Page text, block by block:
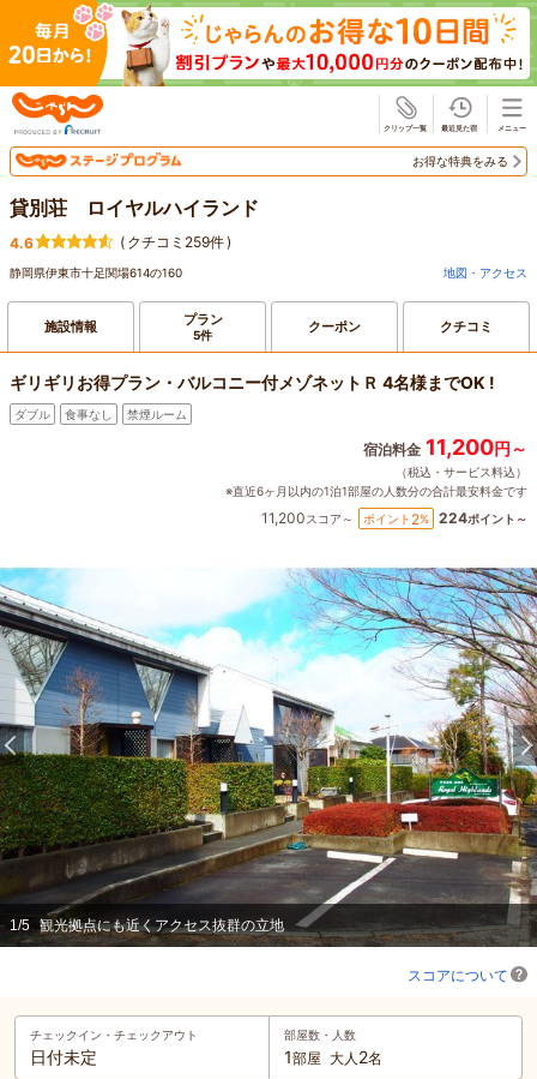
お得な特典をみる
貸別荘 ロイヤルハイランド
4.6 ( クチコミ259件)
静岡県伊東市十足関場614の160 地図・アクセス
施設情報 プラン
5件 クーポン クチコミ
ギリギリお得プラン・バルコニー付メゾネットＲ 4名様までOK !
ダブル 食事なし 禁煙ルーム
宿泊料金 11,200円～
（税込・サービス料込）
※直近6ヶ月以内の1泊1部屋の人数分の合計最安料金です
11,200スコア～ ポイント 2% 224ポイント～
1/5 観光拠点にも近くアクセス抜群の立地
スコアについて
チェックイン・ チェックアウト
日付未定
部屋数・人数
1部屋 大人 2名